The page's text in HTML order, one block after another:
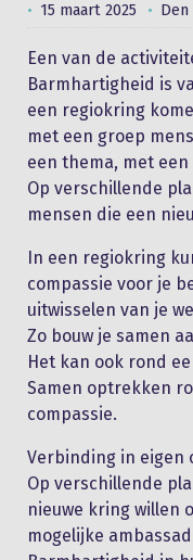
15 maart 2025 Den
Een van de
Barmhartigheid is
een regiokring
met een groep
een thema, met
Op verschillende
mensen die een
In een regiokring
compassie voor je
uitwisselen van je
Zo bouw je samen
Het kan ook rond
Samen optrekken
compassie.
Verbinding in eigen
Op verschillende
nieuwe kring willen
mogelijke